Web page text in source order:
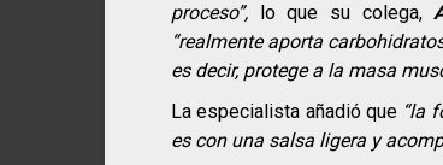
proceso”, lo que su colega,
“realmente aporta
es decir, protege a la masa
La especialista añadió que “la
es con una salsa ligera y